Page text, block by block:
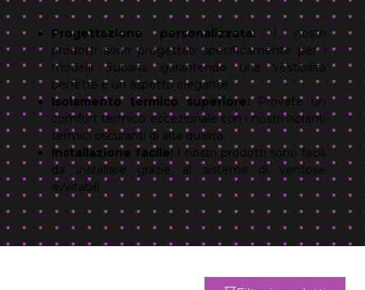
Progettazione personalizzata: I nostri
prodotti sono progettati specificamente per i
modelli Subaru, garantendo una vestibilità
perfetta e un aspetto elegante.
Isolamento termico superiore:Provate un
comfort termico eccezionale con i nostri isolanti
termici oscuranti di alta qualità.
Installazione facile: I nostri prodotti sono facili
da installare grazie al sistema di ventose
avvitabili.